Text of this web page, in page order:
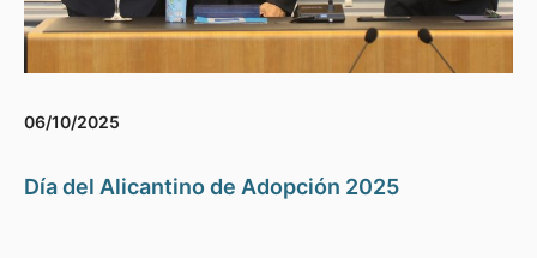
06/10/2025
Día del Alicantino de Adopción 2025